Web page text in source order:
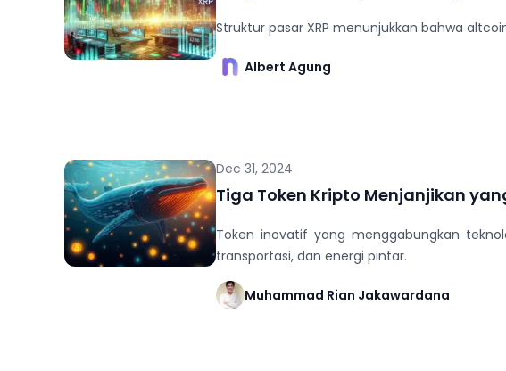
Struktur pasar XRP menunjukkan bahwa
Albert Agung
Dec 31, 2024
Tiga Token Kripto Menjanjikan
Token inovatif yang menggabungkan
transportasi, dan energi pintar.
Muhammad Rian Jakawardana